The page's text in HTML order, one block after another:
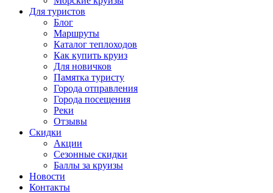
Для туристов
Блог
Маршруты
Каталог теплоходов
Как купить круиз
Для новичков
Памятка туристу
Города отправления
Города посещения
Реки
Отзывы
Скидки
Акции
Сезонные скидки
Баллы за круизы
Новости
Контакты